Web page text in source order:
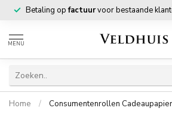
Betaling opfactuurvoor bestaande
MENU
Home / Consumentenrollen